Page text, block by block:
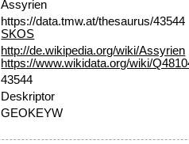
Assyrien
https://data.tmw.at/thesaurus/43544
SKOS
http://de.wikipedia.org/wiki/Assyrien
https://www.wikidata.org/wiki/
43544
Deskriptor
GEOKEYW